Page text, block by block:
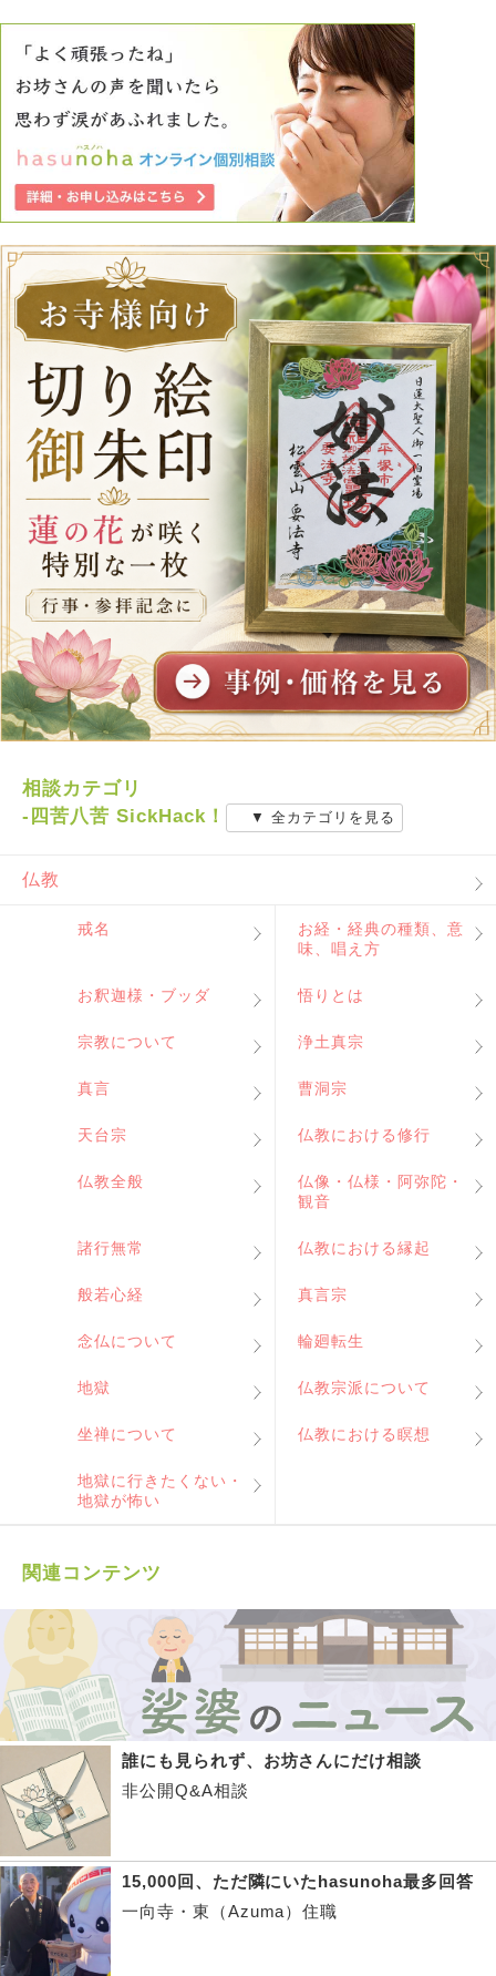
相談カテゴリ
-四苦八苦 SickHack！
▼ 全カテゴリを見る
仏教
戒名
お経・経典の種類、意
味、唱え方
お釈迦様・ブッダ 悟りとは
宗教について 浄土真宗
真言 曹洞宗
天台宗 仏教における修行
仏教全般
仏像・仏様・阿弥陀・
観音
諸行無常 仏教における縁起
般若心経 真言宗
念仏について 輪廻転生
地獄 仏教宗派について
坐禅について 仏教における瞑想
地獄に行きたくない・
地獄が怖い
関連コンテンツ
誰にも見られず、お坊さんにだけ相談
非公開Q&A相談
15,000回、ただ隣にいたhasunoha最多回答
一向寺・東（Azuma）住職